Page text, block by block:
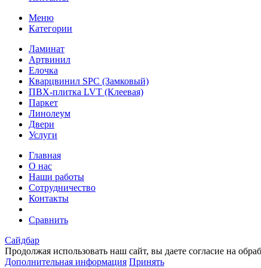
Меню
Категории
Ламинат
Артвинил
Елочка
Кварцвинил SPC (Замковый)
ПВХ-плитка LVT (Клеевая)
Паркет
Линолеум
Двери
Услуги
Главная
О нас
Наши работы
Сотрудничество
Контакты
Сравнить
Сайдбар
Продолжая использовать наш сайт, вы даете согласие на
Дополнительная информация Принять